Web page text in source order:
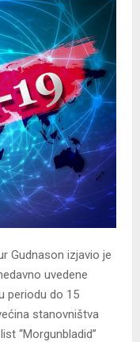
Gudnason izjavio je
uvedene
periodu do 15
stanovništva
“Morgunbladid”